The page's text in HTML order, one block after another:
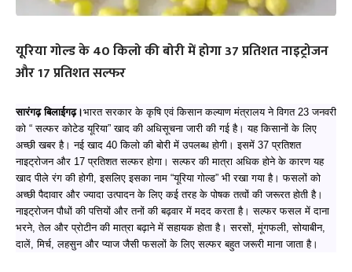
यूरिया गोल्ड के 40 किलो की बोरी में होगा 37 प्रतिशत नाइट्रोजन
और 17 प्रतिशत सल्फर
सारंगढ़ बिलाईगढ़।भारत सरकार के कृषि एवं किसान कल्याण मंत्रालय ने विगत 23 जनवरी
को “ सल्फर कोटेड यूरिया” खाद की अधिसूचना जारी की गई है। यह किसानों के लिए
अच्छी खबर है। नई खाद 40 किलो की बोरी में उपलब्ध होगी। इसमें 37 प्रतिशत
नाइट्रोजन और 17 प्रतिशत सल्फर होगा। सल्फर की मात्रा अधिक होने के कारण यह
खाद पीले रंग की होगी, इसलिए इसका नाम “यूरिया गोल्ड” भी रखा गया है। फसलों को
अच्छी पैदावार और ज्यादा उत्पादन के लिए कई तरह के पोषक तत्वों की जरूरत होती है।
नाइट्रोजन पौधों की पत्तियों और तनों की बढ़वार में मदद करता है। सल्फर फसल में दाना
भरने, तेल और प्रोटीन की मात्रा बढ़ाने में सहायक होता है। सरसों, मूंगफली, सोयाबीन,
दालें, मिर्च, लहसुन और प्याज जैसी फसलों के लिए सल्फर बहुत जरूरी माना जाता है।